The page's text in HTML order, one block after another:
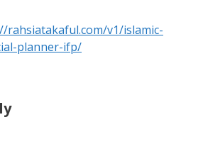
rahsiatakaful.com/v1/islamic-
planner-ifp/